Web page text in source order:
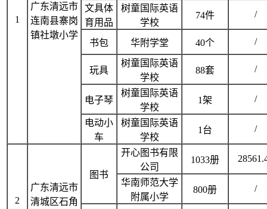
1
广东清远市
连南县寨岗
镇社墩小学
文具体
育用品
树童国际英语
学校
74件 /
书包 华附学堂 40个 /
玩具
树童国际英语
学校
88套 /
电子琴
树童国际英语
学校
1架 /
电动小
车
树童国际英语
学校
1台 /
2
广东清远市
清城区石角
图书
开心图书有限
公司
1033册
华南师范大学
附属小学
800册 /